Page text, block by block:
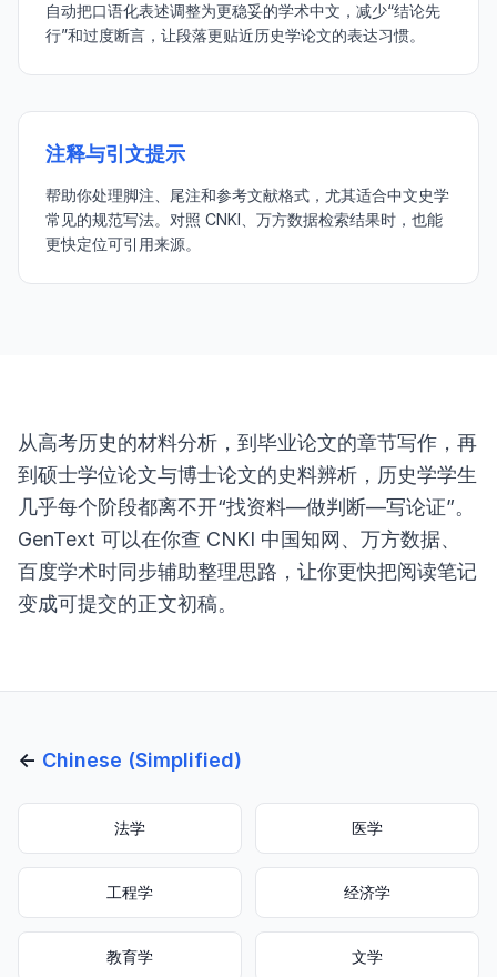
自动把口语化表述调整为更稳妥的学术中文，减少“结论先
行”和过度断言，让段落更贴近历史学论文的表达习惯。
注释与引文提示
帮助你处理脚注、尾注和参考文献格式，尤其适合中文史学
常见的规范写法。对照 CNKI、万方数据检索结果时，也能
更快定位可引用来源。
从高考历史的材料分析，到毕业论文的章节写作，再
到硕士学位论文与博士论文的史料辨析，历史学学生
几乎每个阶段都离不开“找资料—做判断—写论证”。
GenText 可以在你查 CNKI 中国知网、万方数据、
百度学术时同步辅助整理思路，让你更快把阅读笔记
变成可提交的正文初稿。
← Chinese (Simplified)
法学 医学
工程学 经济学
教育学 文学